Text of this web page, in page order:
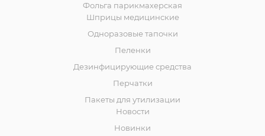
Фольга парикмахерская
Шприцы медицинские
Одноразовые тапочки
Пеленки
Дезинфицирующие средства
Перчатки
Пакеты для утилизации
Новости
Новинки